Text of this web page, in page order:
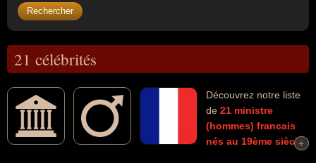
21 célébrités
Découvrez notre liste
de 21 ministre
(hommes) francais
nés au 19ème siècle
+
+